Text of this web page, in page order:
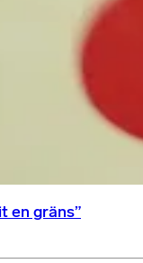
en gräns”